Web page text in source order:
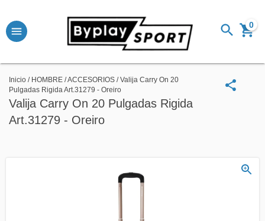
0
Inicio / HOMBRE /ACCESORIOS / Valija Carry On 20
Pulgadas Rigida Art.31279 - Oreiro
Valija Carry On 20 Pulgadas Rigida
Art.31279 - Oreiro